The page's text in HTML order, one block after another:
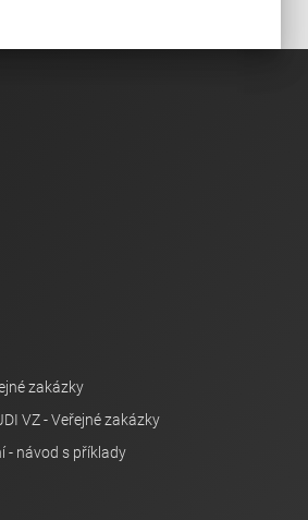
zakázky
VZ - Veřejné zakázky
- návod s příklady